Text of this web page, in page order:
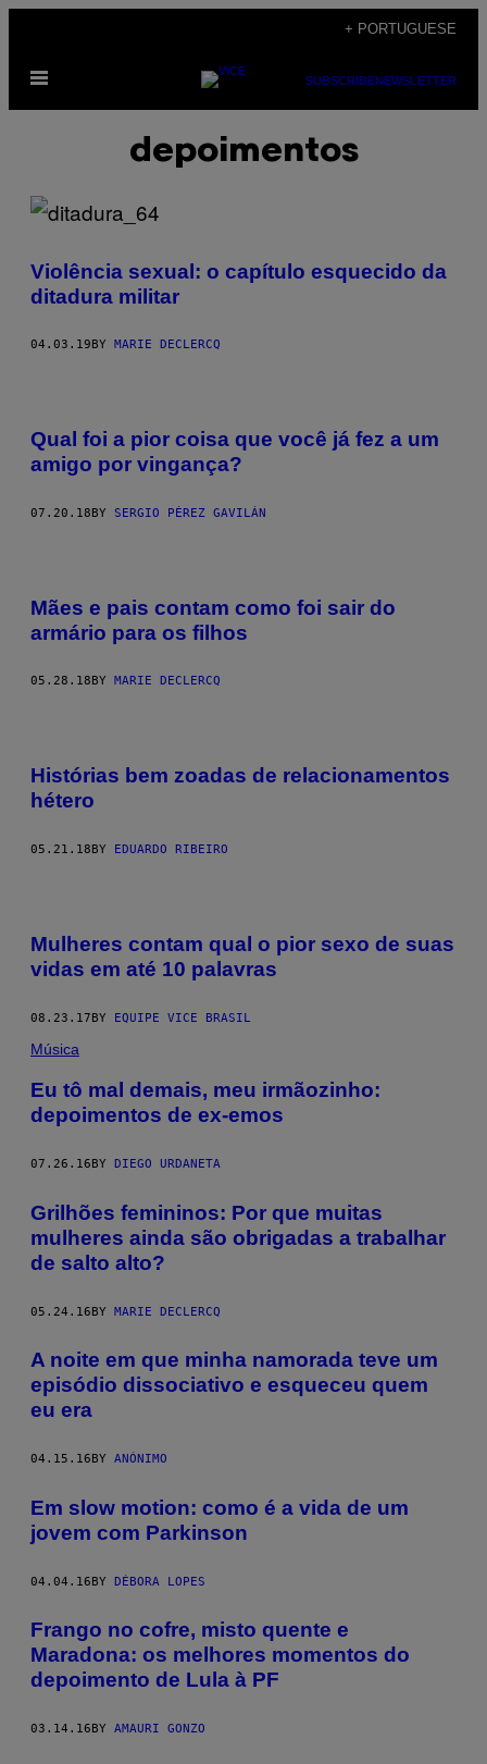
content
+ PORTUGUESE
Open
SUBSCRIBENEWSLETTER
depoimentos
Violência sexual: o capítulo esquecido da
ditadura militar
04.03.19 BY MARIE DECLERCQ
Qual foi a pior coisa que você já fez a um
amigo por vingança?
07.20.18BY SERGIO PÉREZ GAVILÁN
Mães e pais contam como foi sair do
armário para os filhos
05.28.18 BY MARIE DECLERCQ
Histórias bem zoadas de relacionamentos
hétero
05.21.18BY EDUARDO RIBEIRO
Mulheres contam qual o pior sexo de suas
vidas em até 10 palavras
08.23.17BY EQUIPE VICE BRASIL
Música
Eu tô mal demais, meu irmãozinho:
depoimentos de ex-emos
07.26.16 BY DIEGO URDANETA
Grilhões femininos: Por que muitas
mulheres ainda são obrigadas a trabalhar
de salto alto?
05.24.16BY MARIE DECLERCQ
A noite em que minha namorada teve um
episódio dissociativo e esqueceu quem
eu era
04.15.16 BY ANÓNIMO
Em slow motion: como é a vida de um
jovem com Parkinson
04.04.16BY DÉBORA LOPES
Frango no cofre, misto quente e
Maradona: os melhores momentos do
depoimento de Lula à PF
03.14.16 BY AMAURI GONZO